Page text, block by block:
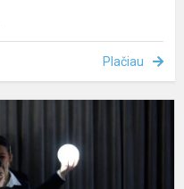
Plačiau